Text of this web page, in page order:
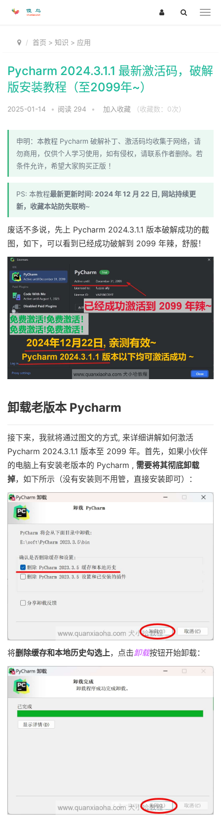
首页 > 知识 > 应用
Pycharm 2024.3.1.1 最新激活码，破解
版安装教程（至2099年~）
2025-01-14 • 阅读 294 • 加入收藏 （收藏数： 0次）
申明：本教程 Pycharm 破解补丁、激活码均收集于网络，请
勿商用，仅供个人学习使用，如有侵权，请联系作者删除。若
条件允许，希望大家购买正版 ！
PS: 本教程最新更新时间: 2024 年 12 月 22 日, 网站持续更
新，收藏本站防失联哟~
废话不多说，先上 Pycharm 2024.3.1.1 版本破解成功的截
图，如下，可以看到已经成功破解到 2099 年辣，舒服！
卸载老版本 Pycharm
接下来，我就将通过图文的方式, 来详细讲解如何激活
Pycharm 2024.3.1.1 版本至 2099 年。首先，如果小伙伴
的电脑上有安装老版本的 Pycharm , 需要将其彻底卸载
掉，如下所示（没有安装则不用管，直接安装即可）：
将删除缓存和本地历史勾选上，点击卸载按钮开始卸载：